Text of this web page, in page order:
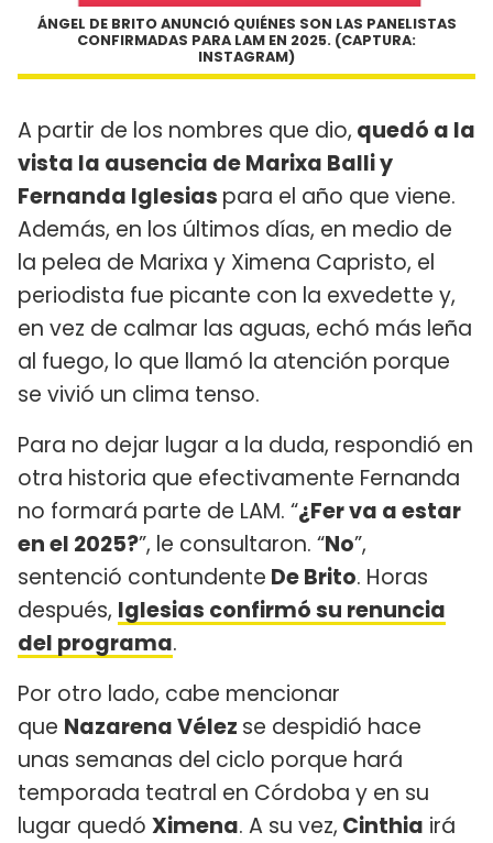
ÁNGEL DE BRITO ANUNCIÓ QUIÉNES SON LAS PANELISTAS
CONFIRMADAS PARA LAM EN 2025. (CAPTURA:
INSTAGRAM)
A partir de los nombres que dio, quedó a la
vista la ausencia de Marixa Balli y
Fernanda Iglesias para el año que viene.
Además, en los últimos días, en medio de
la pelea de Marixa y Ximena Capristo, el
periodista fue picante con la exvedette y,
en vez de calmar las aguas, echó más leña
al fuego, lo que llamó la atención porque
se vivió un clima tenso.
Para no dejar lugar a la duda, respondió en
otra historia que efectivamente Fernanda
no formará parte de LAM. “¿Fer va a estar
en el 2025?”, le consultaron. “No”,
sentenció contundente De Brito. Horas
después, Iglesias confirmó su renuncia
del programa.
Por otro lado, cabe mencionar
que Nazarena Vélez se despidió hace
unas semanas del ciclo porque hará
temporada teatral en Córdoba y en su
lugar quedó Ximena. A su vez, Cinthia irá